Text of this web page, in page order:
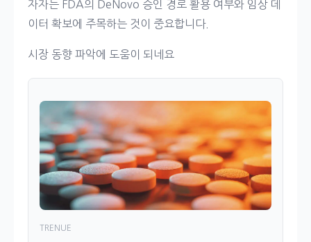
자자는 FDA의 DeNovo 승인 경로 활용 여부와 임상 데
이터 확보에 주목하는 것이 중요합니다.
시장 동향 파악에 도움이 되네요
TRENUE